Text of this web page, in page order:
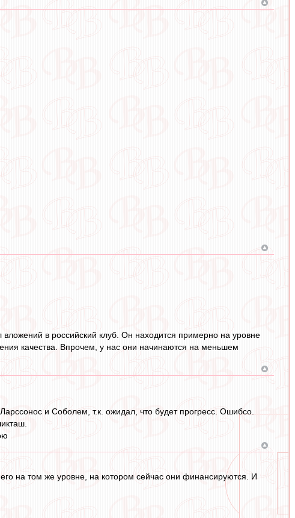
в российский клуб. Он находится примерно на уровне
качества. Впрочем, у нас они начинаются на меньшем
и Соболем, т.к. ожидал, что будет прогресс. Ошибсо.
на том же уровне, на котором сейчас они финансируются. И